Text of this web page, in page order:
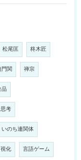
松尾匡 柊木匠
門関 禅宗
品
考
いのち連関体
化 言語ゲーム